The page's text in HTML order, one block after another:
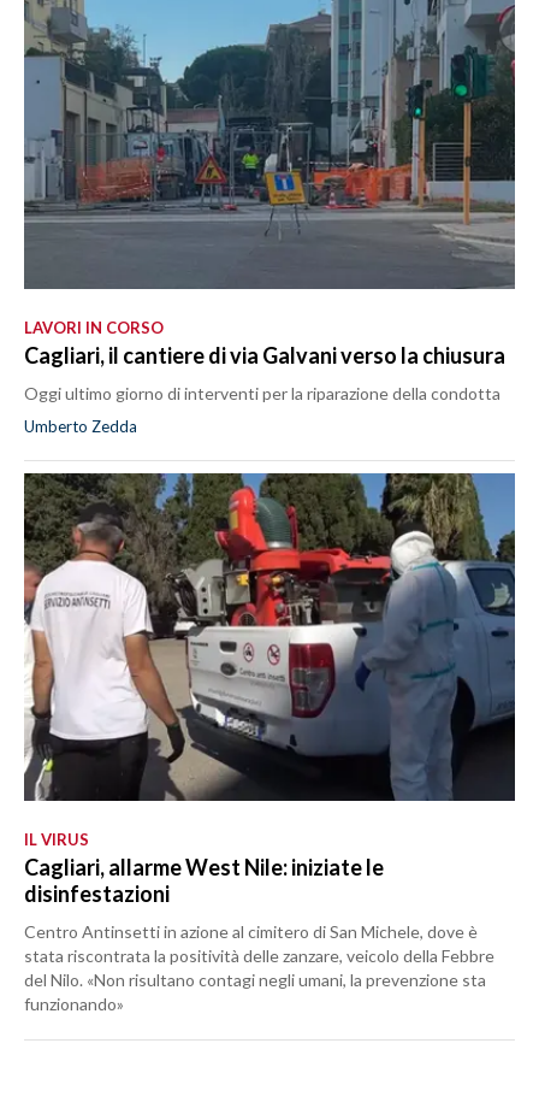
LAVORI IN CORSO
Cagliari, il cantiere di via Galvani verso la chiusura
Oggi ultimo giorno di interventi per la riparazione della condotta
Umberto Zedda
IL VIRUS
Cagliari, allarme West Nile: iniziate le
disinfestazioni
Centro Antinsetti in azione al cimitero di San Michele, dove è
stata riscontrata la positività delle zanzare, veicolo della Febbre
del Nilo. «Non risultano contagi negli umani, la prevenzione sta
funzionando»